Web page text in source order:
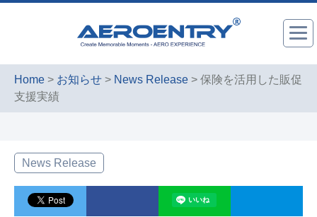
Home > お知らせ > News Release > 保険を活用した販促
支援実績
News Release